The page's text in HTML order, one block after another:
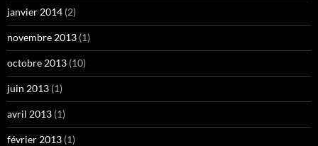
janvier 2014 (2)
novembre 2013 (1)
octobre 2013 (10)
juin 2013 (1)
avril 2013 (1)
février 2013 (1)